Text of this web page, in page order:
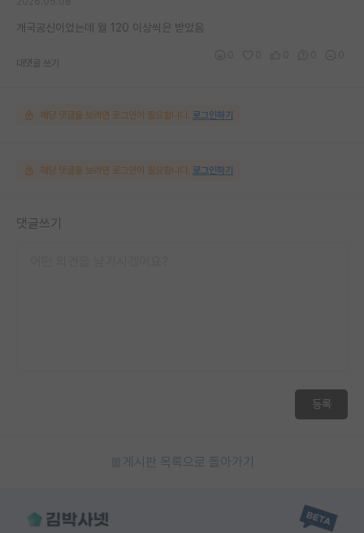
개국공신이었는데 월 120 이상씩은 받았음
대댓글 쓰기
해당 댓글을 보려면 로그인이 필요합니다. 로그인하기
해당 댓글을 보려면 로그인이 필요합니다. 로그인하기
댓글쓰기
등록
게시판 목록으로 돌아가기